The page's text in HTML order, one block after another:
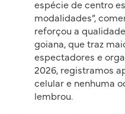
espécie de centro
modalidades”,
reforçou a
goiana, que traz
espectadores e
2026, registramos
celular e nenhuma
lembrou.